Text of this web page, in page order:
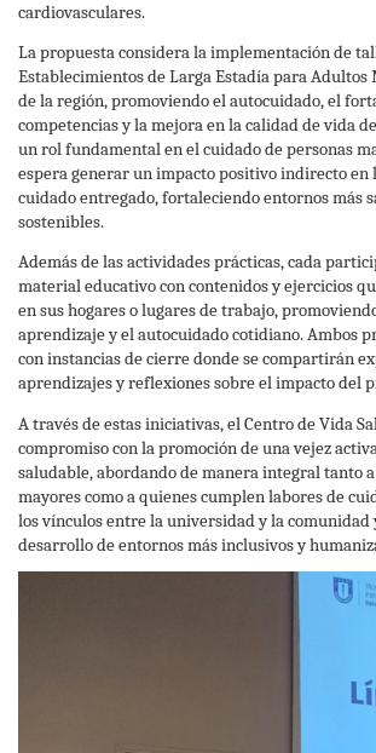
cardiovasculares.
La propuesta considera la implementación de
Establecimientos de Larga Estadía para Adultos
de la región, promoviendo el autocuidado, el
competencias y la mejora en la calidad de vida
un rol fundamental en el cuidado de personas
espera generar un impacto positivo indirecto en
cuidado entregado, fortaleciendo entornos más
sostenibles.
Además de las actividades prácticas, cada
material educativo con contenidos y ejercicios
en sus hogares o lugares de trabajo,
aprendizaje y el autocuidado cotidiano. Ambos
con instancias de cierre donde se compartirán
aprendizajes y reflexiones sobre el impacto del
A través de estas iniciativas, el Centro de Vida
compromiso con la promoción de una vejez
saludable, abordando de manera integral tanto
mayores como a quienes cumplen labores de
los vínculos entre la universidad y la
desarrollo de entornos más inclusivos y